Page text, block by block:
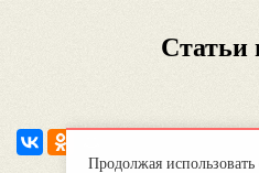
Статьи
Продолжая использовать